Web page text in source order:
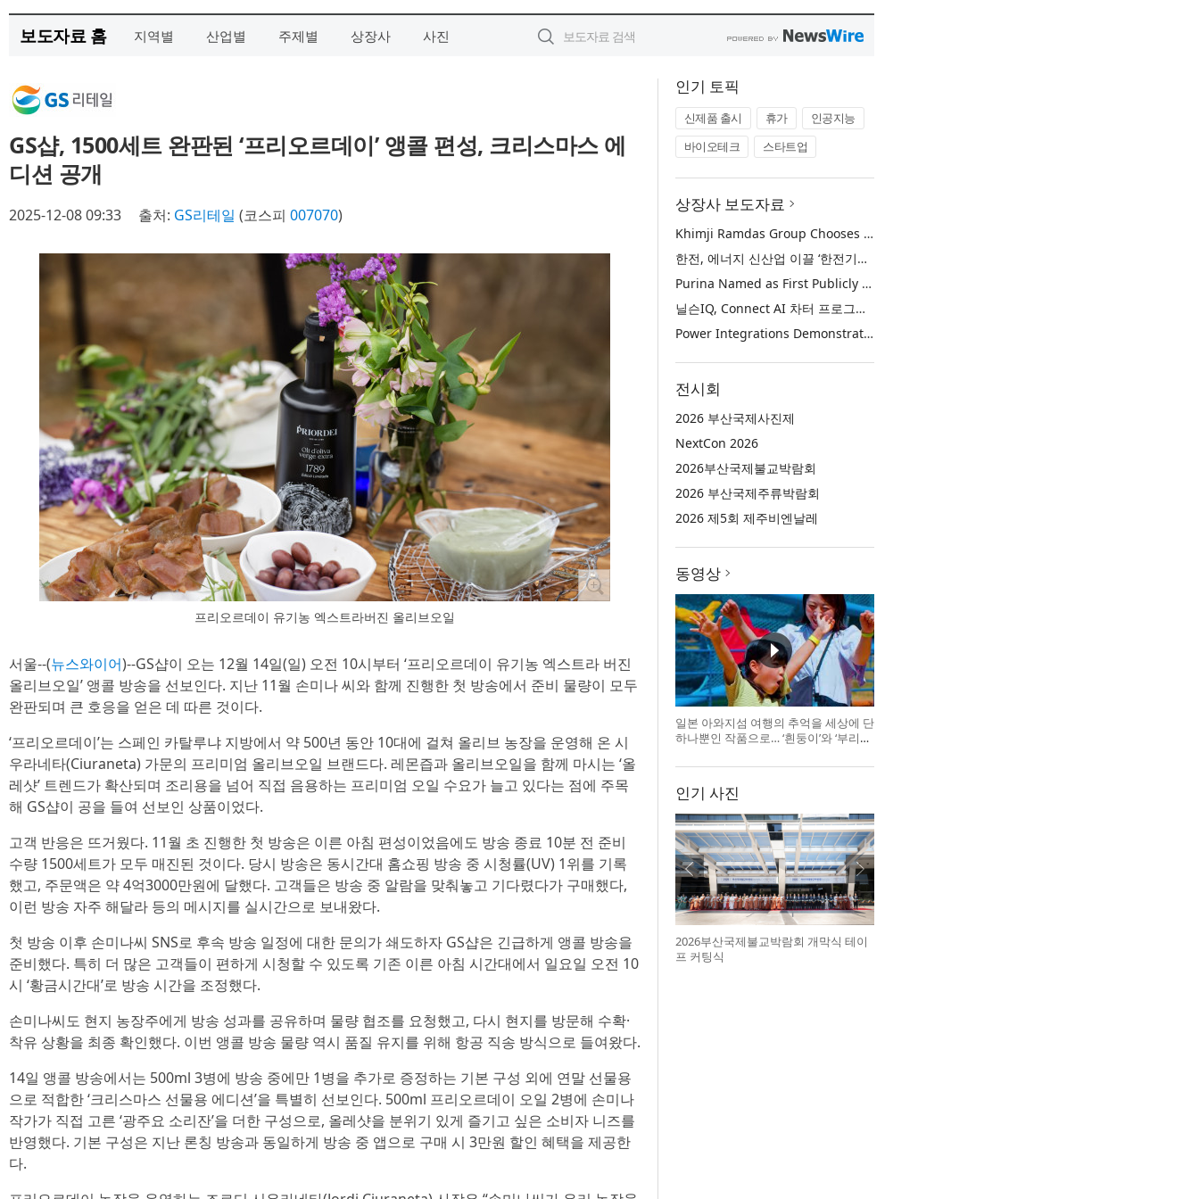
보도자료 홈 지역별 산업별 주제별 상장사 사진
GS샵, 1500세트 완판된 ‘프리오르데이’ 앵콜 편성, 크리스마스 에
디션 공개
2025-12-08 09:33 출처: GS리테일 (코스피 007070)
프리오르데이 유기농 엑스트라버진 올리브오일
서울--(뉴스와이어)--GS샵이 오는 12월 14일(일) 오전 10시부터 ‘프리오르데이 유기농 엑스트라 버진
올리브오일’ 앵콜 방송을 선보인다. 지난 11월 손미나 씨와 함께 진행한 첫 방송에서 준비 물량이 모두
완판되며 큰 호응을 얻은 데 따른 것이다.
‘프리오르데이’는 스페인 카탈루냐 지방에서 약 500년 동안 10대에 걸쳐 올리브 농장을 운영해 온 시
우라네타(Ciuraneta) 가문의 프리미엄 올리브오일 브랜드다. 레몬즙과 올리브오일을 함께 마시는 ‘올
레샷’ 트렌드가 확산되며 조리용을 넘어 직접 음용하는 프리미엄 오일 수요가 늘고 있다는 점에 주목
해 GS샵이 공을 들여 선보인 상품이었다.
고객 반응은 뜨거웠다. 11월 초 진행한 첫 방송은 이른 아침 편성이었음에도 방송 종료 10분 전 준비
수량 1500세트가 모두 매진된 것이다. 당시 방송은 동시간대 홈쇼핑 방송 중 시청률(UV) 1위를 기록
했고, 주문액은 약 4억3000만원에 달했다. 고객들은 방송 중 알람을 맞춰놓고 기다렸다가 구매했다,
이런 방송 자주 해달라 등의 메시지를 실시간으로 보내왔다.
첫 방송 이후 손미나씨 SNS로 후속 방송 일정에 대한 문의가 쇄도하자 GS샵은 긴급하게 앵콜 방송을
준비했다. 특히 더 많은 고객들이 편하게 시청할 수 있도록 기존 이른 아침 시간대에서 일요일 오전 10
시 ‘황금시간대’로 방송 시간을 조정했다.
손미나씨도 현지 농장주에게 방송 성과를 공유하며 물량 협조를 요청했고, 다시 현지를 방문해 수확·
착유 상황을 최종 확인했다. 이번 앵콜 방송 물량 역시 품질 유지를 위해 항공 직송 방식으로 들여왔다.
14일 앵콜 방송에서는 500ml 3병에 방송 중에만 1병을 추가로 증정하는 기본 구성 외에 연말 선물용
으로 적합한 ‘크리스마스 선물용 에디션’을 특별히 선보인다. 500ml 프리오르데이 오일 2병에 손미나
작가가 직접 고른 ‘광주요 소리잔’을 더한 구성으로, 올레샷을 분위기 있게 즐기고 싶은 소비자 니즈를
반영했다. 기본 구성은 지난 론칭 방송과 동일하게 방송 중 앱으로 구매 시 3만원 할인 혜택을 제공한
다.
인기 토픽
신제품 출시 휴가
인공지능
바이오테크
스타트업
상장사 보도자료
Khimji Ramdas Group Chooses Rimini Street to Reduce SAP Support Costs, Protect 700+ Customizations and Reinvest Savings in Innovation
한전, 에너지 신산업 이끌 ‘한전기술지주’ 공식 출범
Purina Named as First Publicly Announced NIQ ConnectAI Charter Client
닐슨IQ, Connect AI 차터 프로그램 최초 고객사 ‘퓨리나’ 선정
Power Integrations Demonstrates World’s First 2200 V GaN Technology for Next-Era High-Voltage Power Systems
전시회
2026 부산국제사진제
NextCon 2026
2026부산국제불교박람회
2026 부산국제주류박람회
2026 제5회 제주비엔날레
동영상
일본 아와지섬 여행의 추억을 세상에 단
하나뿐인 작품으로… ‘흰둥이’와 ‘부리부
인기 사진
2026부산국제불교박람회 개막식 테이
프 커팅식